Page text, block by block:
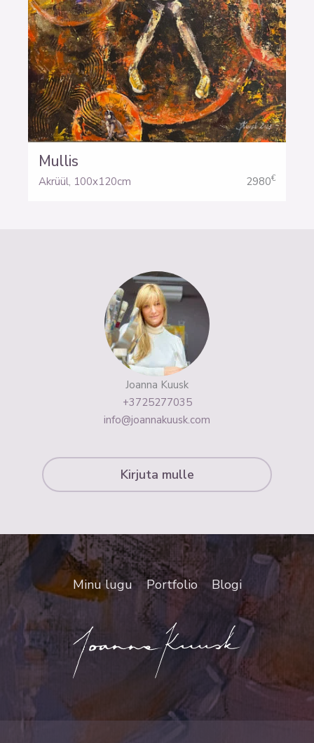
Mullis
Akrüül, 100x120cm 2980€
Joanna Kuusk
+3725277035
info@joannakuusk.com
Kirjuta mulle
Minu lugu Portfolio Blogi